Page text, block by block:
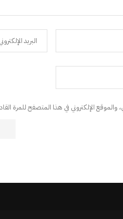
والموقع الإلكتروني في هذا المتصفح للمرة